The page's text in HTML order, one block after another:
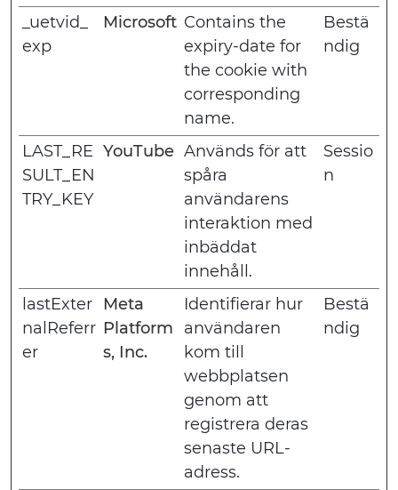
_uetvid_
exp
Microsoft Contains the
expiry-date for
the cookie with
corresponding
name.
Bestä
ndig
LAST_RE
SULT_EN
TRY_KEY
YouTube Används för att
spåra
användarens
interaktion med
inbäddat
innehåll.
Sessio
n
lastExter
nalReferr
er
Meta
Platform
s, Inc.
Identifierar hur
användaren
kom till
webbplatsen
genom att
registrera deras
senaste URL-
adress.
Bestä
ndig